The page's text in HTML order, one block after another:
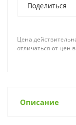
Поделиться
Цена
отличаться от цен
Описание